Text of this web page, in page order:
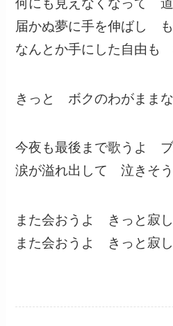
何にも見えなくなって
届かぬ夢に手を伸ばし
なんとか手にした自由も
きっと ボクのわがまま
今夜も最後まで歌うよ
涙が溢れ出して 泣きそ
また会おうよ きっと寂
また会おうよ きっと寂